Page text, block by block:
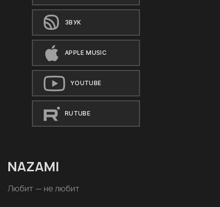
ЗВУК
APPLE MUSIC
YOUTUBE
RUTUBE
NAZAMI
Любит — не любит